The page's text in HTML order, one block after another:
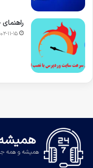
۱۴۰۲-
همیشه و همه جا